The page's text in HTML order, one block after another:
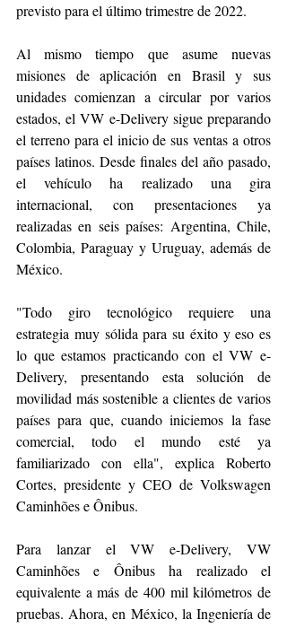
previsto para el último trimestre de 2022.
Al mismo tiempo que asume nuevas
misiones de aplicación en Brasil y sus
unidades comienzan a circular por varios
estados, el VW e-Delivery sigue preparando
el terreno para el inicio de sus ventas a otros
países latinos. Desde finales del año pasado,
el vehículo ha realizado una gira
internacional, con presentaciones ya
realizadas en seis países: Argentina, Chile,
Colombia, Paraguay y Uruguay, además de
México.
"Todo giro tecnológico requiere una
estrategia muy sólida para su éxito y eso es
lo que estamos practicando con el VW e-
Delivery, presentando esta solución de
movilidad más sostenible a clientes de varios
países para que, cuando iniciemos la fase
comercial, todo el mundo esté ya
familiarizado con ella", explica Roberto
Cortes, presidente y CEO de Volkswagen
Caminhões e Ônibus.
Para lanzar el VW e-Delivery, VW
Caminhões e Ônibus ha realizado el
equivalente a más de 400 mil kilómetros de
pruebas. Ahora, en México, la Ingeniería de